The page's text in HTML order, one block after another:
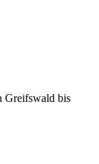
Greifswald bis